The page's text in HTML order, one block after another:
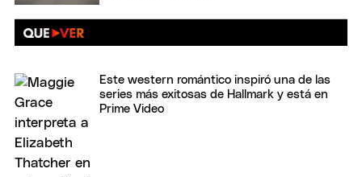
Este western romántico inspiró una de las
series más exitosas de Hallmark y está en
Prime Video